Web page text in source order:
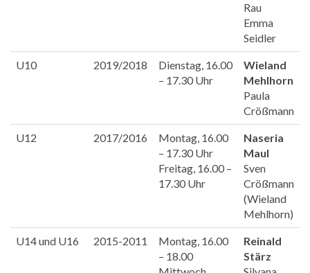
Rau
Emma
Seidler
U10 2019/2018
Dienstag, 16.00
– 17.30 Uhr
Wieland
Mehlhorn
Paula
Crößmann
U12 2017/2016
Montag, 16.00
– 17.30 Uhr
Freitag, 16.00 –
17.30 Uhr
Naseria
Maul
Sven
Crößmann
(Wieland
Mehlhorn)
U14 und U16 2015-2011
Montag, 16.00
– 18.00
Reinald
Stärz